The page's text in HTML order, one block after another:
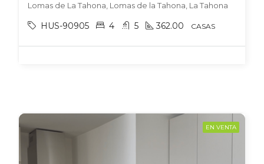
Lomas de La Tahona, Lomas de la Tahona, La Tahona
HUS-90905 4 5 362.00 CASAS
EN VENTA